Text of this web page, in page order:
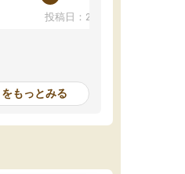
ウハウを蓄積している優秀な東大
よって、自分の志望校にふさわ
のカリキュラムを提案してくれ
投稿日：2024年02月19日
もっとみる